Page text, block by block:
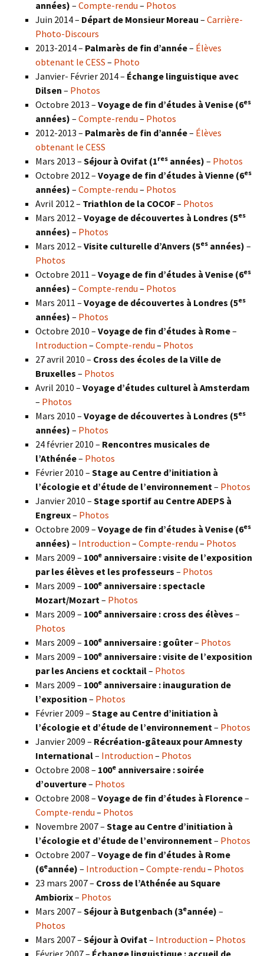
années) – Compte-rendu – Photos
Juin 2014 – Départ de Monsieur Moreau – Carrière-
Photo-Discours
2013-2014 – Palmarès de fin d’année– Élèves
obtenant le CESS – Photo
Janvier- Février 2014 – Échange linguistique avec
Dilsen – Photos
Octobre 2013 – Voyage de fin d’études à Venise (6es
années) – Compte-rendu – Photos
2012-2013 – Palmarès de fin d’année– Élèves
obtenant le CESS
Mars 2013 – Séjour à Ovifat (1res années) – Photos
Octobre 2012 – Voyage de fin d’études à Vienne (6es
années) – Compte-rendu – Photos
Avril 2012 – Triathlon de la COCOF– Photos
Mars 2012 – Voyage de découvertes à Londres (5es
années) – Photos
Mars 2012 – Visite culturelle d’Anvers (5es années) –
Photos
Octobre 2011 – Voyage de fin d’études à Venise (6es
années) – Compte-rendu – Photos
Mars 2011 – Voyage de découvertes à Londres (5es
années) – Photos
Octobre 2010 – Voyage de fin d’études à Rome–
Introduction – Compte-rendu – Photos
27 avril 2010 – Cross des écoles de la Ville de
Bruxelles – Photos
Avril 2010 – Voyage d’études culturel à Amsterdam
– Photos
Mars 2010 – Voyage de découvertes à Londres (5es
années) – Photos
24 février 2010 – Rencontres musicales de
l’Athénée– Photos
Février 2010 – Stage au Centre d’initiation à
l’écologie et d’étude de l’environnement – Photos
Janvier 2010 – Stage sportif au Centre ADEPS à
Engreux– Photos
Octobre 2009 – Voyage de fin d’études à Venise (6es
années) – Introduction – Compte-rendu – Photos
Mars 2009 – 100e anniversaire : visite de l’exposition
par les élèves et les professeurs – Photos
Mars 2009 – 100e anniversaire : spectacle
Mozart/Mozart – Photos
Mars 2009 – 100e anniversaire : cross des élèves –
Photos
Mars 2009 – 100e anniversaire : goûter– Photos
Mars 2009 – 100e anniversaire : visite de l’exposition
par les Anciens et cocktail– Photos
Mars 2009 – 100e anniversaire : inauguration de
l’exposition – Photos
Février 2009 – Stage au Centre d’initiation à
l’écologie et d’étude de l’environnement – Photos
Janvier 2009 – Récréation-gâteaux pour Amnesty
International– Introduction – Photos
Octobre 2008 – 100e anniversaire : soirée
d’ouverture– Photos
Octobre 2008 – Voyage de fin d’études à Florence–
Compte-rendu – Photos
Novembre 2007 – Stage au Centre d’initiation à
l’écologie et d’étude de l’environnement – Photos
Octobre 2007 – Voyage de fin d’études à Rome
(6eannée) – Introduction – Compte-rendu – Photos
23 mars 2007 – Cross de l’Athénée au Square
Ambiorix– Photos
Mars 2007 – Séjour à Butgenbach (3eannée) –
Photos
Mars 2007 – Séjour à Ovifat – Introduction – Photos
Février 2007 – Échange linguistique : accueil de